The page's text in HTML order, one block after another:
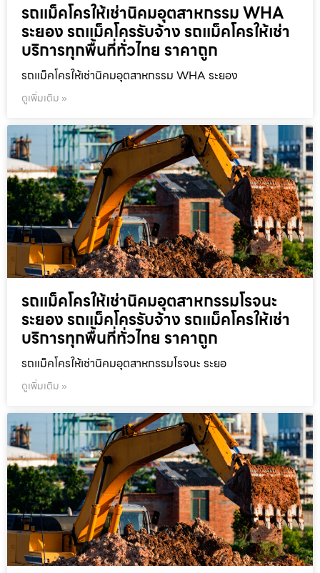
รถแม็คโครให้เช่านิคมอุตสาหกรรม WHA
ระยอง รถแม็คโครรับจ้าง รถแม็คโครให้เช่า
บริการทุกพื้นที่ทั่วไทย ราคาถูก
รถแม็คโครให้เช่านิคมอุตสาหกรรม WHA ระยอง
ดูเพิ่มเติม »
รถแม็คโครให้เช่านิคมอุตสาหกรรมโรจนะ
ระยอง รถแม็คโครรับจ้าง รถแม็คโครให้เช่า
บริการทุกพื้นที่ทั่วไทย ราคาถูก
รถแม็คโครให้เช่านิคมอุตสาหกรรมโรจนะ ระยอ
ดูเพิ่มเติม »